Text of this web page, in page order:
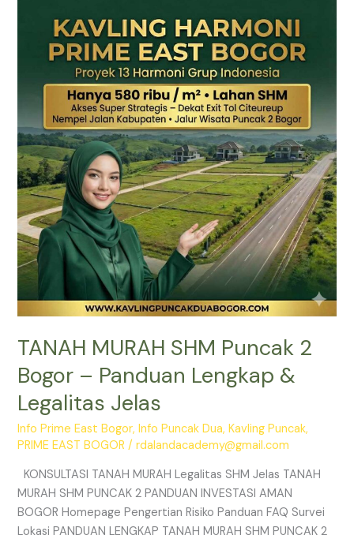
TANAH MURAH SHM Puncak 2
Bogor – Panduan Lengkap &
Legalitas Jelas
Info Prime East Bogor,Info Puncak Dua,Kavling Puncak,
PRIME EAST BOGOR /rdalandacademy@gmail.com
KONSULTASI TANAH MURAH Legalitas SHM Jelas TANAH
MURAH SHM PUNCAK 2 PANDUAN INVESTASI AMAN
BOGOR Homepage Pengertian Risiko Panduan FAQ Survei
Lokasi PANDUAN LENGKAP TANAH MURAH SHM PUNCAK 2
MURAH
Puncak
Panduan
Lengkap
&
Legalitas
Jelas